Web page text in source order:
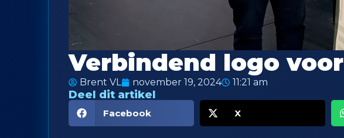
Verbindend logo
Brent VL november 19, 2024 11:21 am
Deel dit artikel
Facebook X